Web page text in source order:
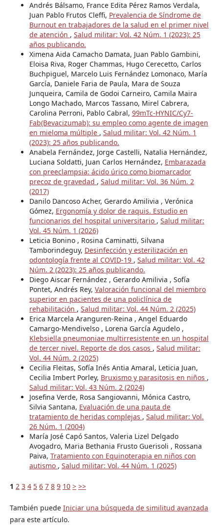
Andrés Bálsamo, France Edita Pérez Ramos Verdala,
Juan Pablo Frutos Cleffi, Prevalencia de Síndrome de
Burnout en trabajadores de la salud en el primer nivel
de atención , Salud militar: Vol. 42 Núm. 1 (2023): 25
años publicando.
Ximena Aida Camacho Damata, Juan Pablo Gambini,
Eloisa Riva, Roger Chammas, Hugo Cerecetto, Carlos
Buchpiguel, Marcelo Luis Fernández Lomonaco, María
García, Daniele Faria de Paula, Mara de Souza
Junqueira, Camila de Godoi Carneiro, Camila Maira
Longo Machado, Marcos Tassano, Mirel Cabrera,
Carolina Perroni, Pablo Cabral, 99mTc-HYNIC/Cy7-
Fab(Bevacizumab): su empleo como agente de imagen
en mieloma múltiple , Salud militar: Vol. 42 Núm. 1
(2023): 25 años publicando.
Anabela Fernández, Jorge Castelli, Natalia Hernández,
Luciana Soldatti, Juan Carlos Hernández, Embarazada
con preeclampsia: ácido úrico como biomarcador
precoz de gravedad , Salud militar: Vol. 36 Núm. 2
(2017)
Danilo Dancoso Acher, Gerardo Amilivia , Verónica
Gómez, Ergonomía y dolor de raquis. Estudio en
funcionarios del hospital universitario , Salud militar:
Vol. 45 Núm. 1 (2026)
Leticia Bonino , Rosina Caminatti, Silvana
Tamborindeguy, Desinfección y esterilización en
odontología frente al COVID-19 , Salud militar: Vol. 42
Núm. 2 (2023): 25 años publicando.
Diego Aiscar Fernández , Gerardo Amilivia , Sofía
Pontet, Andrés Rey, Valoración funcional del miembro
superior en pacientes de una policlínica de
rehabilitación , Salud militar: Vol. 44 Núm. 2 (2025)
Erica Marcela Aranguren-Reina , Angel Eduardo
Camargo-Mendivelso , Lorena García Agudelo ,
Klebsiella pneumoniae multirresistente en un hospital
de tercer nivel. Reporte de dos casos , Salud militar:
Vol. 44 Núm. 2 (2025)
Cecilia Fleitas, Sofía Inés Antia Amaral, Leticia Juan,
Cecilia Imbert Porley, Bruxismo y parasitosis en niños ,
Salud militar: Vol. 43 Núm. 2 (2024)
Josefina Verde, Rosa Sangiovanni, Mónica Castro,
Silvia Santana, Evaluación de una pauta de
tratamiento de heridas complejas , Salud militar: Vol.
26 Núm. 1 (2004)
María José Capó Santos, Valeria Lizel Delgado
Avogadro, Maria Bethania Frusto Guerisoli , Rossana
Paiva, Tratamiento con Equinoterapia en niños con
autismo , Salud militar: Vol. 44 Núm. 1 (2025)
1 2 3 4 5 6 7 8 9 10 > >>
También puede Iniciar una búsqueda de similitud avanzada
para este artículo.